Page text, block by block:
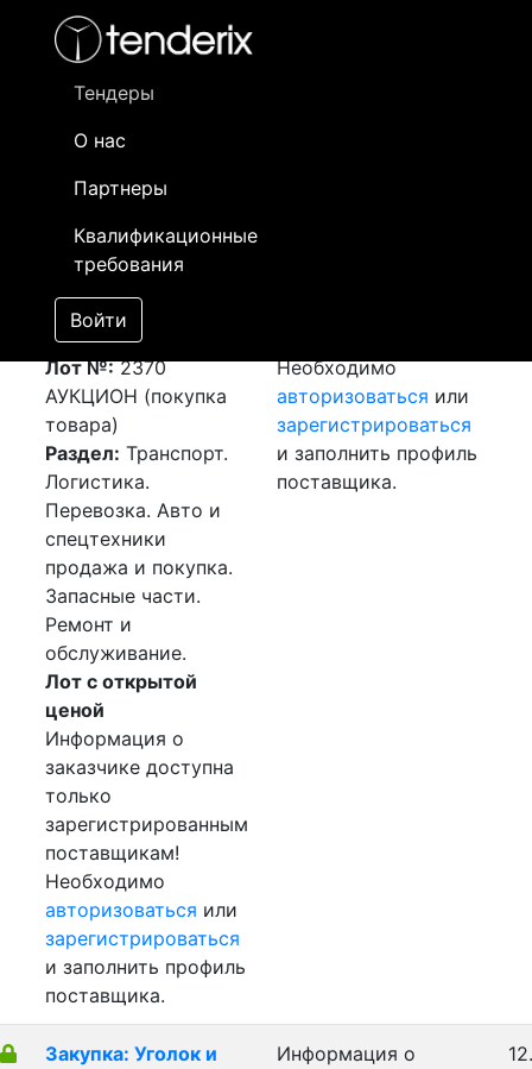
Тендеры
О нас
Партнеры
Квалификационные
требования
Войти
- активный лот
- сохраненный лот (не опубликован)
Закупка: Перевозка
г. Москва (РФ) - г.
Алматы (РК)
[Завершен]
Победитель выбран
Лот №:2370
АУКЦИОН (покупка
товара)
Раздел: Транспорт.
Логистика.
Перевозка. Авто и
спецтехники
продажа и покупка.
Запасные части.
Ремонт и
обслуживание.
Лот с открытой
ценой
Информация о
заказчике доступна
только
зарегистрированным
поставщикам!
Необходимо
авторизоваться или
зарегистрироваться
и заполнить профиль
поставщика.
Необходимо
авторизоваться или
зарегистрироваться
и заполнить профиль
поставщика.
Закупка: Уголок и
Информация о